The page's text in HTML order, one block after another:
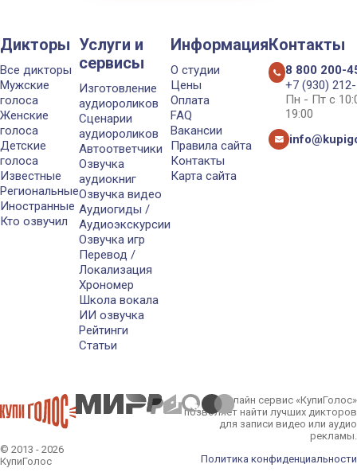
Дикторы
Все дикторы
Мужские
голоса
Женские
голоса
Детские
голоса
Известные
Региональные
Иностранные
Кто озвучил
Услуги и
сервисы
Изготовление
аудиороликов
Сценарии
аудиороликов
Автоответчики
Озвучка
аудиокниг
Озвучка видео
Аудиогиды /
Аудиоэкскурсии
Озвучка игр
Перевод /
Локализация
Хрономер
Школа вокала
ИИ озвучка
Рейтинги
Статьи
Информация
О студии
Цены
Оплата
FAQ
Вакансии
Правила сайта
Контакты
Карта сайта
Контакты
8 800 200-
+7 (930)
Пн - Пт с
19:00
© 2013 - 2026
КупиГолос
Онлайн сервис «КупиГолос»
позволяет найти лучших дикторов
для записи видео или аудио
рекламы.
Политика конфиденциальности